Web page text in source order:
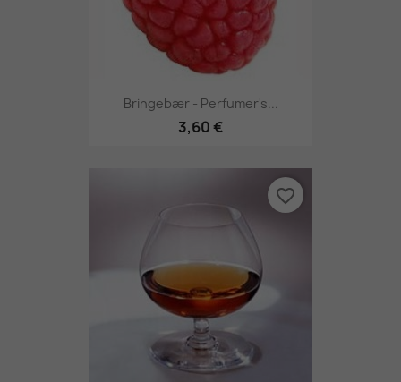
Bringebær - Perfumer's...
3,60 €
favorite_border